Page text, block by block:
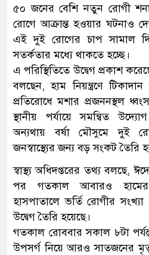
৫০ জনের বেশি নতুন রোগী
রোগে আক্রান্ত হওয়ার ঘটনাও
এই দুই রোগের চাপ সামাল দিতে
সতর্কতার মধ্যে থাকতে হচ্ছে।
এ পরিস্থিতিতে উদ্বেগ প্রকাশ
বলছেন, হাম নিয়ন্ত্রণে
প্রতিরোধে মশার প্রজননস্থল
স্থানীয় পর্যায়ে সমন্বিত
অন্যথায় বর্ষা মৌসুমে দুই
জনস্বাস্থ্যের জন্য বড় সংকট তৈরি
স্বাস্থ্য অধিদপ্তরের তথ্য বলছে,
পর গতকাল আবারও
হাসপাতালে ভর্তি রোগীর
উদ্বেগ তৈরি হয়েছে।
গতকাল রোববার সকাল ৮টা
উপসর্গ নিয়ে আরও সাতজনের